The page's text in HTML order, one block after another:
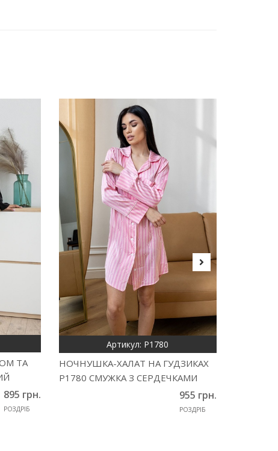
ТА
895 грн.
РОЗДРІБ
Артикул: Р1780
НОЧНУШКА-ХАЛАТ НА ГУДЗИКАХ
Р1780 СМУЖКА З СЕРДЕЧКАМИ
955 грн.
РОЗДРІБ